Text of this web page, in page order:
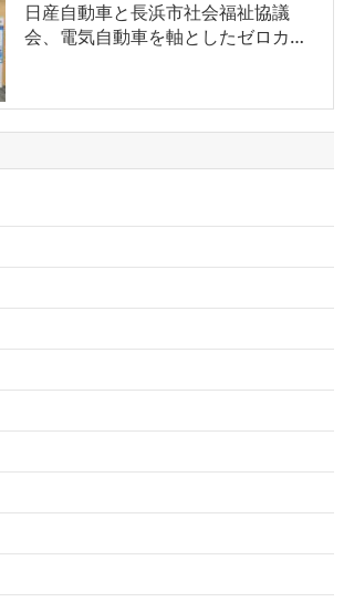
日産自動車と長浜市社会福祉協議
会、電気自動車を軸としたゼロカ…